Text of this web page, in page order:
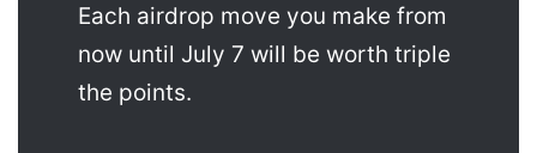
Each airdrop move you make from
now until July 7 will be worth triple
the points.